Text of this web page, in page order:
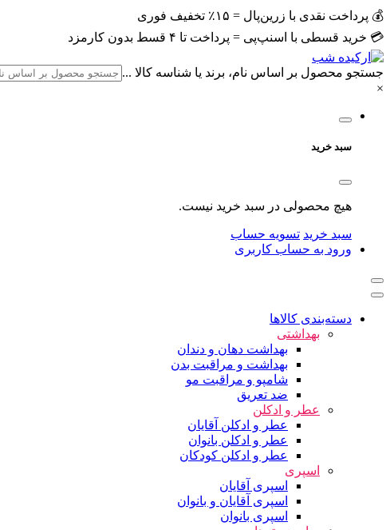
💰 پرداخت نقدی با زرین‌پال = ۱۵٪ تخفیف فوری
💳 خرید قسطی با اسنپ‌پی = پرداخت تا ۴ قسط بدون کارمزد
جستجو محصول بر اساس نام، برند یا شناسه کالا ...
×
سبد خرید
هیچ محصولی در سبد خرید نیست.
سبد خرید تسویه حساب
ورود به حساب کاربری
دسته‌بندی کالاها
بهداشتی
بهداشت دهان و دندان
بهداشت و مراقبت بدن
شامپو و مراقبت مو
ضد تعریق
عطر و ادکلن
عطر و ادکلن آقایان
عطر و ادکلن بانوان
عطر و ادکلن کودکان
اسپری
اسپری آقایان
اسپری آقایان و بانوان
اسپری بانوان